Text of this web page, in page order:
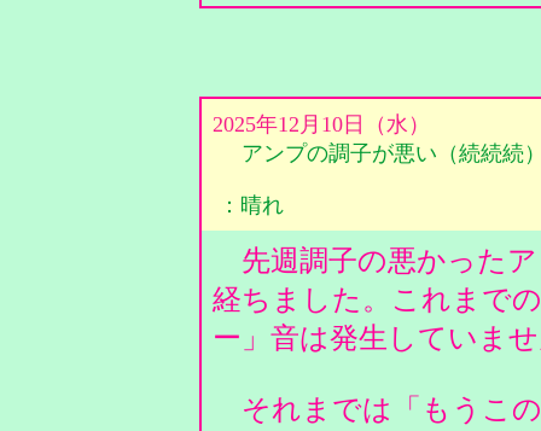
2025年12月10日（水）
アンプの調子が悪い（続続続
：晴れ
先週調子の悪かった
経ちました。これまで
ー」音は発生していま
それまでは「もうこ